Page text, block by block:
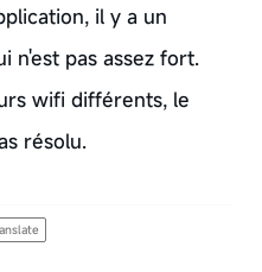
il y a un
n'est pas assez fort.
wifi différents, le
résolu.